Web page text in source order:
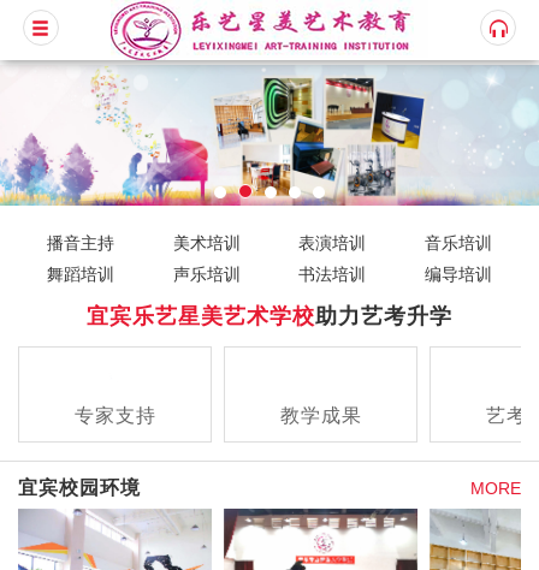
播音主持 美术培训 表演培训
音乐培训
舞蹈培训
声乐培训 书法培训 编导培训
宜宾乐艺星美艺术学校助力艺考升学
专家支持
查看详情
教学成果 艺考
查看
宜宾校园环境 MORE